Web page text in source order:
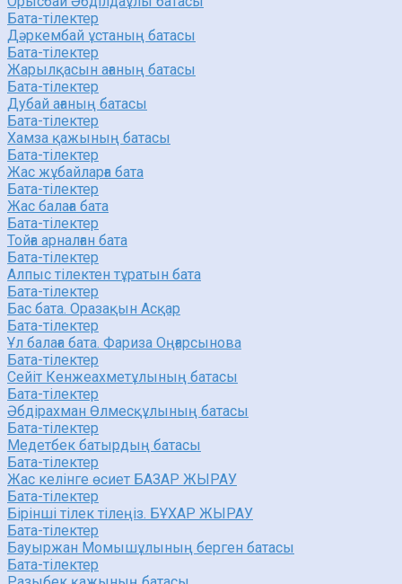
Бата-тілектер
Дәркембай ұстаның батасы
Бата-тілектер
Жарылқасын ағаның батасы
Бата-тілектер
Дубай ағаның батасы
Бата-тілектер
Хамза қажының батасы
Бата-тілектер
Жас жұбайларға бата
Бата-тілектер
Жас балаға бата
Бата-тілектер
Тойға арналған бата
Бата-тілектер
Алпыс тілектен тұратын бата
Бата-тілектер
Бас бата. Оразақын Асқар
Бата-тілектер
Ұл балаға бата. Фариза Оңғарсынова
Бата-тілектер
Сейіт Кенжеахметұлының батасы
Бата-тілектер
Әбдірахман Өлмесқұлының батасы
Бата-тілектер
Медетбек батырдың батасы
Бата-тілектер
Жас келінге өсиет БАЗАР ЖЫРАУ
Бата-тілектер
Бірінші тілек тілеңіз. БҰХАР ЖЫРАУ
Бата-тілектер
Бауыржан Момышұлының берген батасы
Бата-тілектер